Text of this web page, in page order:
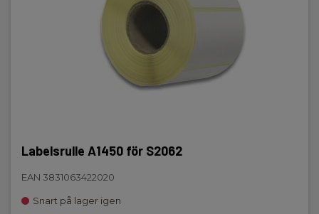
Labelsrulle A1450 för S2062
EAN 3831063422020
Snart på lager igen